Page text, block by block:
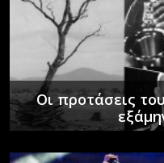
Οι προτάσεις